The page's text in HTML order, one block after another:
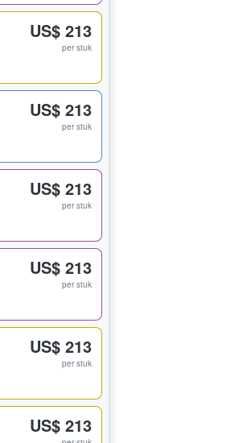
US$ 213
per stuk
US$ 213
per stuk
US$ 213
per stuk
US$ 213
per stuk
US$ 213
per stuk
US$ 213